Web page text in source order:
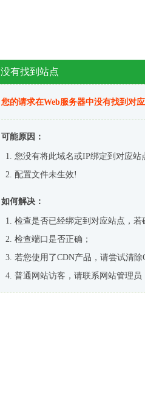
没有找到站点
您的请求在Web服务器中没有找到对
可能原因：
您没有将此域名或IP绑定到对应站
配置文件未生效!
如何解决：
检查是否已经绑定到对应站点，
检查端口是否正确；
若您使用了CDN产品，请尝试清除
普通网站访客，请联系网站管理员